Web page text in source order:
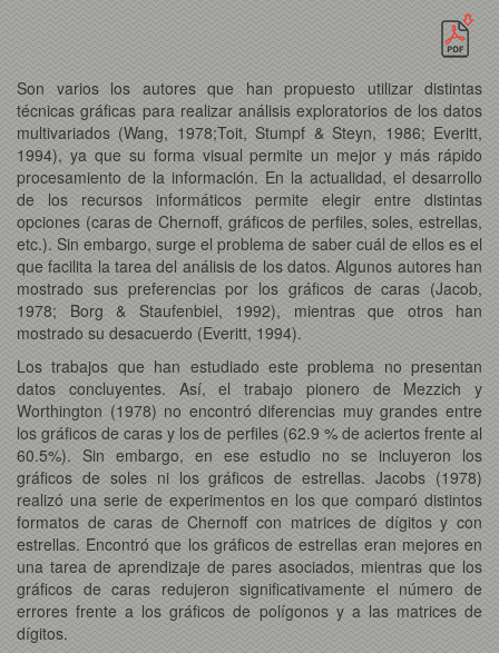
Son varios los autores que han propuesto utilizar distintas
técnicas gráficas para realizar análisis exploratorios de los datos
multivariados (Wang, 1978;Toit, Stumpf & Steyn, 1986; Everitt,
1994), ya que su forma visual permite un mejor y más rápido
procesamiento de la información. En la actualidad, el desarrollo
de los recursos informáticos permite elegir entre distintas
opciones (caras de Chernoff, gráficos de perfiles, soles, estrellas,
etc.). Sin embargo, surge el problema de saber cuál de ellos es el
que facilita la tarea del análisis de los datos. Algunos autores han
mostrado sus preferencias por los gráficos de caras (Jacob,
1978; Borg & Staufenbiel, 1992), mientras que otros han
mostrado su desacuerdo (Everitt, 1994).
Los trabajos que han estudiado este problema no presentan
datos concluyentes. Así, el trabajo pionero de Mezzich y
Worthington (1978) no encontró diferencias muy grandes entre
los gráficos de caras y los de perfiles (62.9 % de aciertos frente al
60.5%). Sin embargo, en ese estudio no se incluyeron los
gráficos de soles ni los gráficos de estrellas. Jacobs (1978)
realizó una serie de experimentos en los que comparó distintos
formatos de caras de Chernoff con matrices de dígitos y con
estrellas. Encontró que los gráficos de estrellas eran mejores en
una tarea de aprendizaje de pares asociados, mientras que los
gráficos de caras redujeron significativamente el número de
errores frente a los gráficos de polígonos y a las matrices de
dígitos.